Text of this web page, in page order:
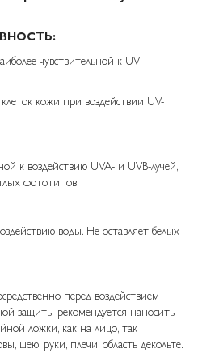
чувствительной к UV-
кожи при воздействии UV-
к воздействию UVA- и UVB-лучей,
фототипов.
воды. Не оставляет белых
перед воздействием
защиты рекомендуется наносить
ложки, как на лицо, так
шею, руки, плечи, область декольте.